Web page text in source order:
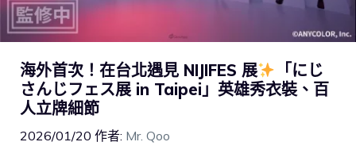
海外首次！在台北遇見 NIJIFES 展
「にじ
さんじフェス展 in Taipei」英雄秀衣裝、百
人立牌細節
2026/01/20 作者: Mr. Qoo